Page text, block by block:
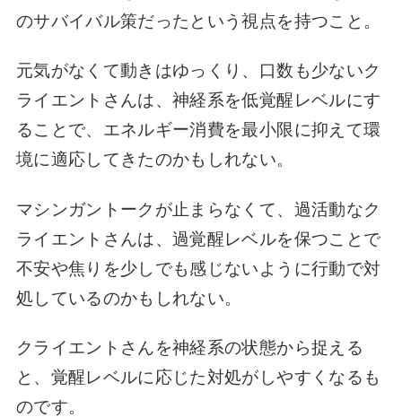
のサバイバル策だったという視点を持つこと。
元気がなくて動きはゆっくり、口数も少ないク
ライエントさんは、神経系を低覚醒レベルにす
ることで、エネルギー消費を最小限に抑えて環
境に適応してきたのかもしれない。
マシンガントークが止まらなくて、過活動なク
ライエントさんは、過覚醒レベルを保つことで
不安や焦りを少しでも感じないように行動で対
処しているのかもしれない。
クライエントさんを神経系の状態から捉える
と、覚醒レベルに応じた対処がしやすくなるも
のです。